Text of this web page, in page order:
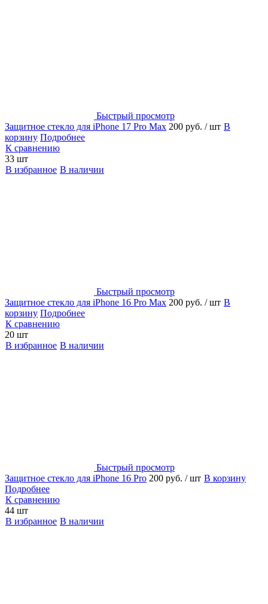
Быстрый просмотр
Защитное стекло для iPhone 17 Pro Max 200 руб. / шт В
корзину Подробнее
К сравнению
33 шт
В избранное В наличии
Быстрый просмотр
Защитное стекло для iPhone 16 Pro Max 200 руб. / шт В
корзину Подробнее
К сравнению
20 шт
В избранное В наличии
Быстрый просмотр
Защитное стекло для iPhone 16 Pro 200 руб. / шт В корзину
Подробнее
К сравнению
44 шт
В избранное В наличии